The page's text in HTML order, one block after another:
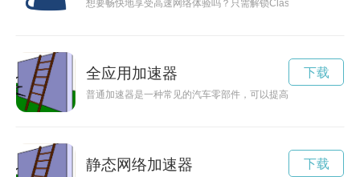
想要畅快地享受高速网络体验吗？只需解锁Clash加速器官网入
全应用加速器
普通加速器是一种常见的汽车零部件，可以提高车辆的加速性能
下载
静态网络加速器 下载